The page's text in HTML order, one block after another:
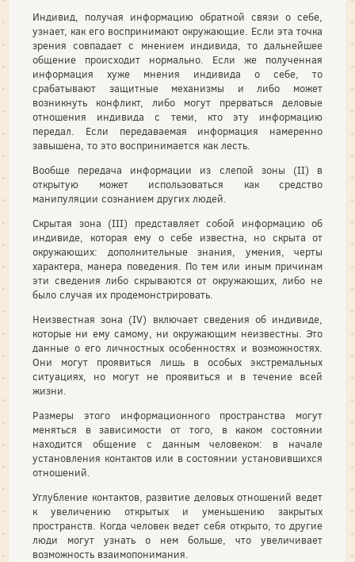
Индивид, получая информацию обратной связи о себе,
узнает, как его воспринимают окружающие. Если эта точка
зрения совпадает с мнением индивида, то дальнейшее
общение происходит нормально. Если же полученная
информация хуже мнения индивида о себе, то
срабатывают защитные механизмы и либо может
возникнуть конфликт, либо могут прерваться деловые
отношения индивида с теми, кто эту информацию
передал. Если передаваемая информация намеренно
завышена, то это воспринимается как лесть.
Вообще передача информации из слепой зоны (II) в
открытую может использоваться как средство
манипуляции сознанием других людей.
Скрытая зона (III) представляет собой информацию об
индивиде, которая ему о себе известна, но скрыта от
окружающих: дополнительные знания, умения, черты
характера, манера поведения. По тем или иным причинам
эти сведения либо скрываются от окружающих, либо не
было случая их продемонстрировать.
Неизвестная зона (IV) включает сведения об индивиде,
которые ни ему самому, ни окружающим неизвестны. Это
данные о его личностных особенностях и возможностях.
Они могут проявиться лишь в особых экстремальных
ситуациях, но могут не проявиться и в течение всей
жизни.
Размеры этого информационного пространства могут
меняться в зависимости от того, в каком состоянии
находится общение с данным человеком: в начале
установления контактов или в состоянии установившихся
отношений.
Углубление контактов, развитие деловых отношений ведет
к увеличению открытых и уменьшению закрытых
пространств. Когда человек ведет себя открыто, то другие
люди могут узнать о нем больше, что увеличивает
возможность взаимопонимания.